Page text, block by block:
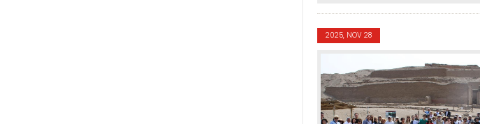
2025, NOV 28